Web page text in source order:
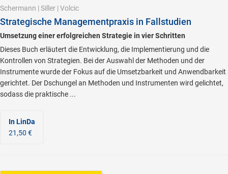
Schermann | Siller | Volcic
Strategische Managementpraxis in Fallstudien
Umsetzung einer erfolgreichen Strategie in vier Schritten
Dieses Buch erläutert die Entwicklung, die Implementierung und die
Kontrollen von Strategien. Bei der Auswahl der Methoden und der
Instrumente wurde der Fokus auf die Umsetzbarkeit und Anwendbarkeit
gerichtet. Der Dschungel an Methoden und Instrumenten wird gelichtet,
sodass die praktische ...
In LinDa
21,50 €